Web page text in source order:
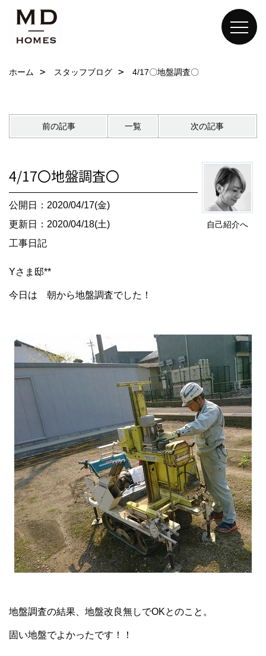
ホーム スタッフブログ 4/17〇地盤調査〇
前の記事 一覧 次の記事
自己紹介へ
4/17〇地盤調査〇
公開日：2020/04/17(金)
更新日：2020/04/18(土)
工事日記
Yさま邸**
今日は 朝から地盤調査でした！
地盤調査の結果、地盤改良無しでOKとのこと。
固い地盤でよかったです！！